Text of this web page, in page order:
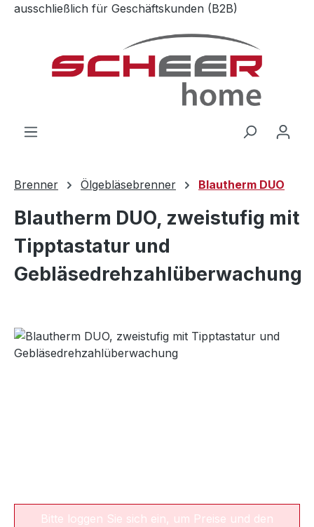
Zum Hauptinhalt springen
ausschließlich für Geschäftskunden (B2B)
Brenner Ölgebläsebrenner Blautherm DUO
Blautherm DUO, zweistufig mit
Tipptastatur und
Gebläsedrehzahlüberwachung
Bildergalerie überspringen
Bitte loggen Sie sich ein, um Preise und den